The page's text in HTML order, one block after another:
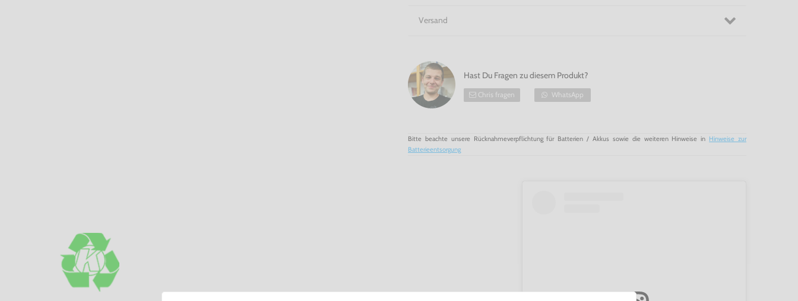
Versand
Hast Du Fragen zu diesem Produkt?
Chris fragen WhatsApp
Bitte beachte unsere Rücknahmeverpflichtung für Batterien / Akkus sowie die weiteren Hinweise in Hinweise zur
Batterieentsorgung